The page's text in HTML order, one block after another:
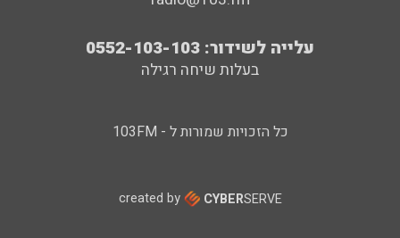
עלייה לשידור: 0552-103-103
בעלות שיחה רגילה
כל הזכויות שמורות ל - 103FM
created by CYBERSERVE